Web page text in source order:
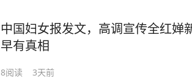
中国妇女报发文，高调宣传全红婵
早有真相
8阅读 3天前